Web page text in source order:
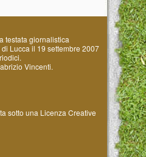
testata giornalistica
Lucca il 19 settembre 2007
Vincenti.
sotto una Licenza Creative